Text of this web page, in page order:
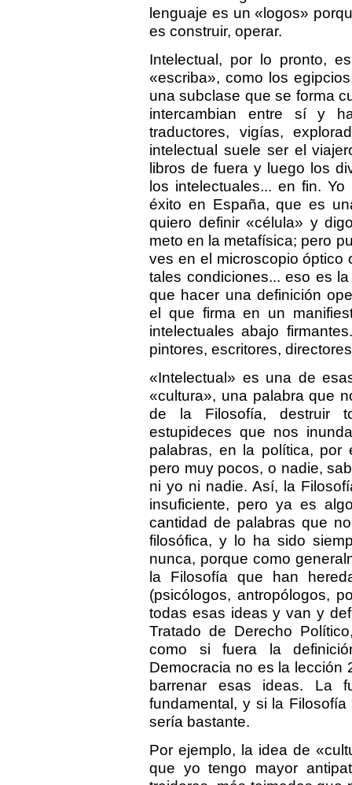
lenguaje es un «logos»
es construir, operar.
Intelectual, por lo pronto,
«escriba», como los
una subclase que se forma
intercambian entre sí y
traductores, vigías,
intelectual suele ser el
libros de fuera y luego los
los intelectuales... en fin.
éxito en España, que es
quiero definir «célula» y
meto en la metafísica; pero
ves en el microscopio óptico
tales condiciones... eso es
que hacer una definición
el que firma en un
intelectuales abajo
pintores, escritores,
«Intelectual» es una de
«cultura», una palabra que
de la Filosofía, destruir
estupideces que nos
palabras, en la política, por
pero muy pocos, o nadie,
ni yo ni nadie. Así, la
insuficiente, pero ya es
cantidad de palabras que
filosófica, y lo ha sido
nunca, porque como
la Filosofía que han
(psicólogos, antropólogos,
todas esas ideas y van y
Tratado de Derecho
como si fuera la
Democracia no es la lección
barrenar esas ideas. La
fundamental, y si la
sería bastante.
Por ejemplo, la idea de
que yo tengo mayor